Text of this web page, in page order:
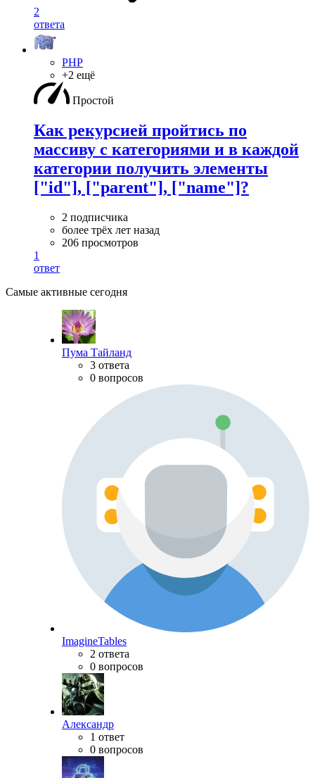
2
ответа
PHP
+2 ещё
Простой
Как рекурсией пройтись по
массиву с категориями и в каждой
категории получить элементы
["id"], ["parent"], ["name"]?
2 подписчика
более трёх лет назад
206 просмотров
1
ответ
Самые активные сегодня
Пума Тайланд
3 ответа
0 вопросов
ImagineTables
2 ответа
0 вопросов
Александр
1 ответ
0 вопросов